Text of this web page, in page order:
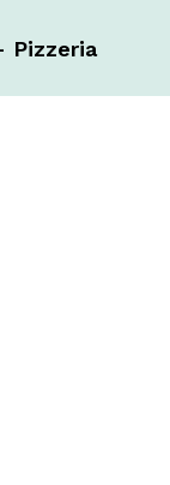
Pizzeria